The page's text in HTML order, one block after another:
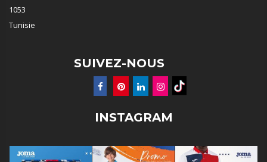
1053
Tunisie
SUIVEZ-NOUS
INSTAGRAM